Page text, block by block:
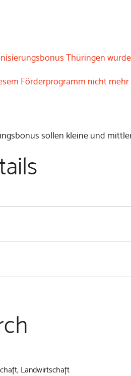
Thüringen
Förderprogramm nicht mehr
sollen kleine und